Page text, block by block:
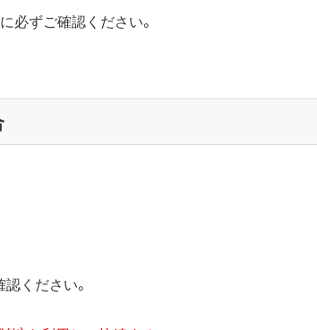
必ずご確認ください。
ください。